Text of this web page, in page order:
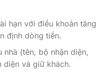
hạn với điều khoản tăng
định dòng tiền.
nhà (tên, bộ nhận diện,
diện và giữ khách.